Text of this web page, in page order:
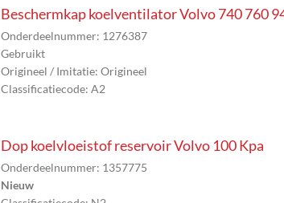
Beschermkap koelventilator Volvo 740 760
Onderdeelnummer: 1276387
Gebruikt
Origineel / Imitatie: Origineel
Classificatiecode: A2
Dop koelvloeistof reservoir Volvo 100 Kpa
Onderdeelnummer: 1357775
Nieuw